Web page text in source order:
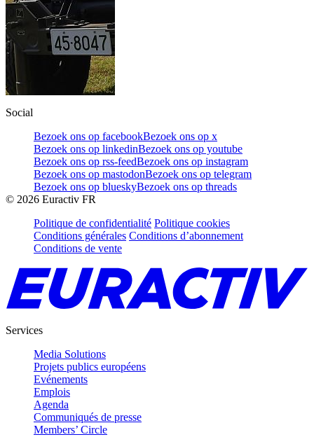
Social
Bezoek ons op facebookBezoek ons op x
Bezoek ons op linkedinBezoek ons op youtube
Bezoek ons op rss-feedBezoek ons op instagram
Bezoek ons op mastodonBezoek ons op telegram
Bezoek ons op blueskyBezoek ons op threads
© 2026 Euractiv FR
Politique de confidentialité Politique cookies
Conditions générales Conditions d’abonnement
Conditions de vente
Services
Media Solutions
Projets publics européens
Evénements
Emplois
Agenda
Communiqués de presse
Members’ Circle